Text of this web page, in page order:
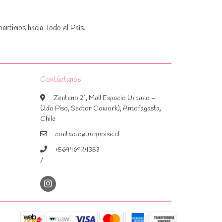
hacia Todo el País.
Contáctanos
Zenteno 21, Mall Espacio Urbano –
(2do Piso, Sector Cowork), Antofagasta,
Chile
contacto@turquoise.cl
+56946924353
/